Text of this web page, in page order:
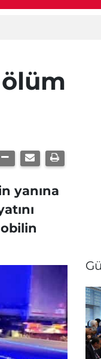
ölüm
yanına